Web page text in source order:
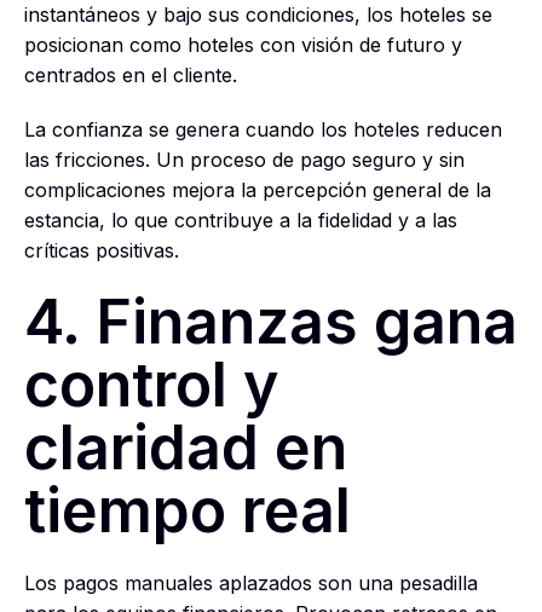
instantáneos y bajo sus condiciones, los hoteles se
posicionan como hoteles con visión de futuro y
centrados en el cliente.
La confianza se genera cuando los hoteles reducen
las fricciones. Un proceso de pago seguro y sin
complicaciones mejora la percepción general de la
estancia, lo que contribuye a la fidelidad y a las
críticas positivas.
4. Finanzas gana
control y
claridad en
tiempo real
Los pagos manuales aplazados son una pesadilla